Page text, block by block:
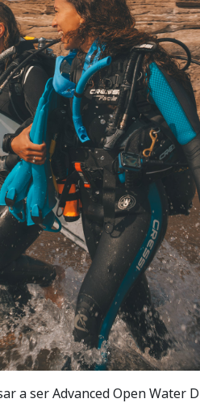
a ser Advanced Open Water